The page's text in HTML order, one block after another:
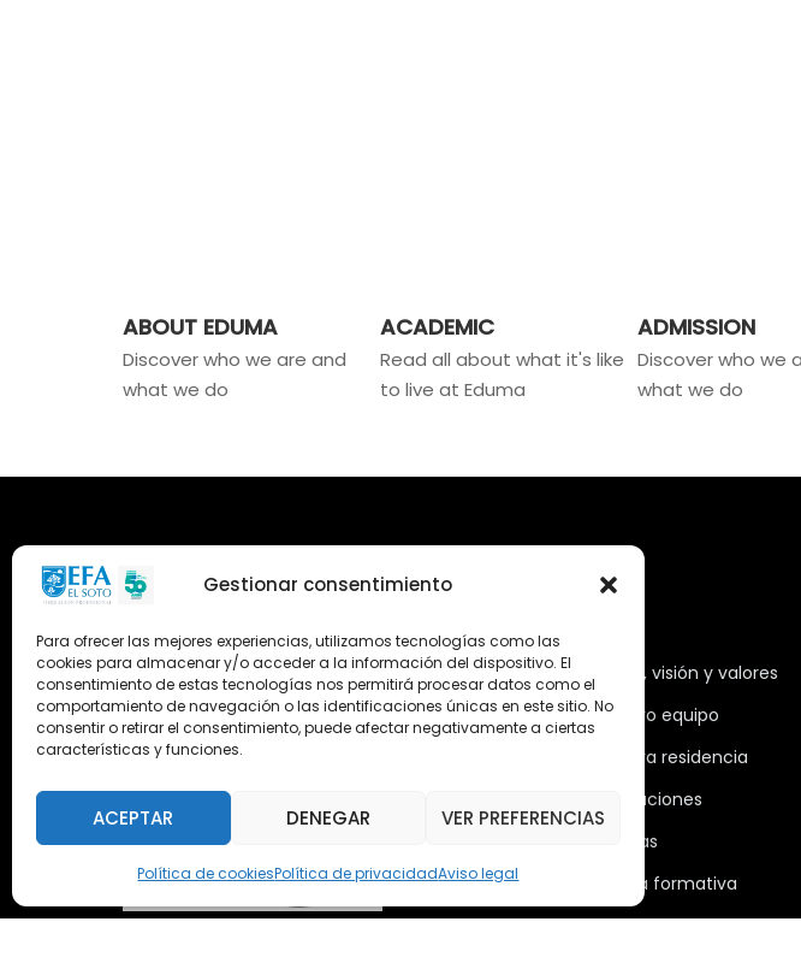
Gestionar consentimiento
Para ofrecer las mejores experiencias, utilizamos tecnologías como las
cookies para almacenar y/o acceder a la información del dispositivo. El
consentimiento de estas tecnologías nos permitirá procesar datos como el
comportamiento de navegación o las identificaciones únicas en este sitio. No
consentir o retirar el consentimiento, puede afectar negativamente a ciertas
características y funciones.
ACEPTAR DENEGAR VER PREFERENCIAS
Política de cookiesPolítica de privacidadAviso legal
ABOUT EDUMA
Discover who we are and
what we do
ACADEMIC
Read all about what it's like
to live at Eduma
ADMISSION
Discover who we
what we do
Misión, visión y valores
Nuestro equipo
Nuestra residencia
Instalaciones
Noticias
Oferta formativa
Descargas